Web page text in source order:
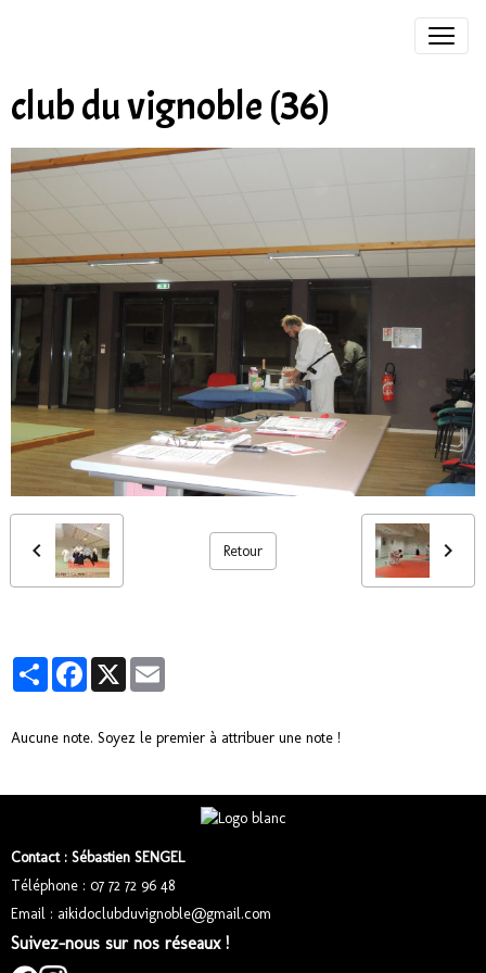
club du vignoble (36)
Retour
PartagerFacebook
X
Aucune note. Soyez le premier à attribuer une note !
Contact : Sébastien SENGEL
Téléphone : 07 72 72 96 48
Email : aikidoclubduvignoble@gmail.com
Suivez-nous sur nos réseaux !